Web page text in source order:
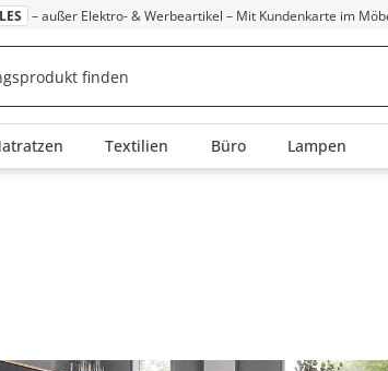
– außer Elektro- & Werbeartikel – Mit Kundenkarte im
Textilien Büro Lampen